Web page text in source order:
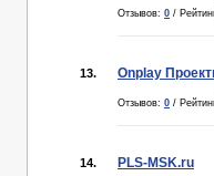
Отзывов: 0 /
13. Onplay
Отзывов: 0 /
14. PLS-MSK.ru